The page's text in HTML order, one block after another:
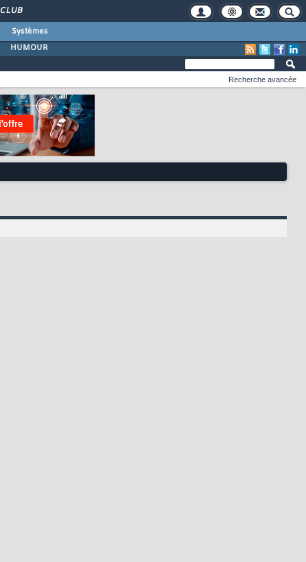
CLUB
Systèmes
HUMOUR
Recherche avancée